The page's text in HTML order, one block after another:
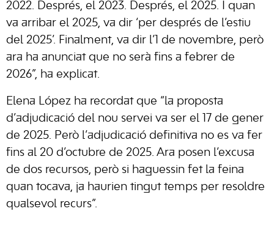
2022. Després, el 2023. Després, el 2025. I quan
va arribar el 2025, va dir ‘per després de l’estiu
del 2025’. Finalment, va dir l’1 de novembre, però
ara ha anunciat que no serà fins a febrer de
2026”, ha explicat.
Elena López ha recordat que “la proposta
d’adjudicació del nou servei va ser el 17 de gener
de 2025. Però l’adjudicació definitiva no es va fer
fins al 20 d’octubre de 2025. Ara posen l’excusa
de dos recursos, però si haguessin fet la feina
quan tocava, ja haurien tingut temps per resoldre
qualsevol recurs”.